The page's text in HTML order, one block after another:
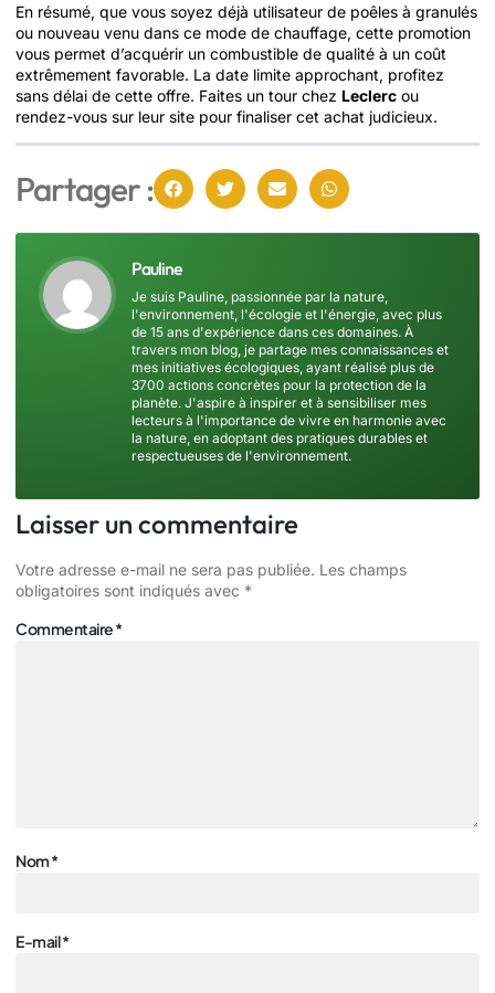
En résumé, que vous soyez déjà utilisateur de poêles à granulés
ou nouveau venu dans ce mode de chauffage, cette promotion
vous permet d’acquérir un combustible de qualité à un coût
extrêmement favorable. La date limite approchant, profitez
sans délai de cette offre. Faites un tour chez Leclerc ou
rendez-vous sur leur site pour finaliser cet achat judicieux.
Partager :
Pauline
Je suis Pauline, passionnée par la nature,
l'environnement, l'écologie et l'énergie, avec plus
de 15 ans d'expérience dans ces domaines. À
travers mon blog, je partage mes connaissances et
mes initiatives écologiques, ayant réalisé plus de
3700 actions concrètes pour la protection de la
planète. J'aspire à inspirer et à sensibiliser mes
lecteurs à l'importance de vivre en harmonie avec
la nature, en adoptant des pratiques durables et
respectueuses de l'environnement.
Laisser un commentaire
Votre adresse e-mail ne sera pas publiée. Les champs
obligatoires sont indiqués avec *
Commentaire*
Nom*
E-mail*